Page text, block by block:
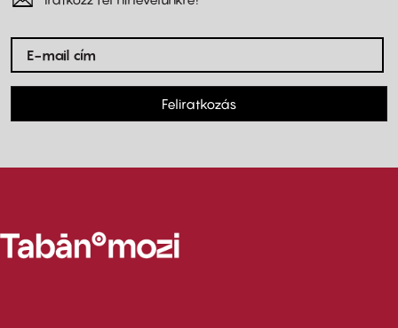
Feliratkozás